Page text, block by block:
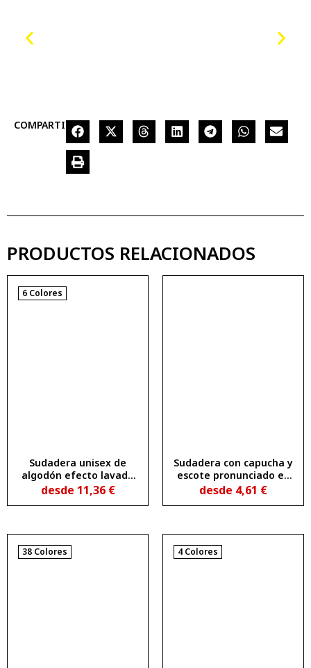
COMPARTIR
PRODUCTOS RELACIONADOS
6 Colores
Sudadera unisex de
algodón efecto lavado
no perchado JAYA
desde 11,36 €
Sudadera con capucha y
escote pronunciado en
forma de V AMANDUS
desde 4,61 €
38 Colores 4 Colores